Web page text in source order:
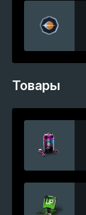
Товары